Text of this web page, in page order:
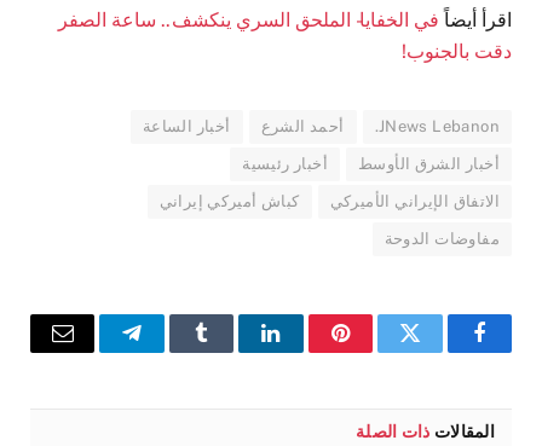
اقرأ أيضاً في الخفايا- الملحق السري ينكشف.. ساعة الصفر
دقت بالجنوب!
JNews Lebanon. أحمد الشرع أخبار الساعة
أخبار الشرق الأوسط أخبار رئيسية
الاتفاق الإيراني الأميركي كباش أميركي إيراني
مفاوضات الدوحة
فيسبوكتويتر بينتيريستلينكدإن Tumblr تيلقرام البريد
المقالات ذات الصلة